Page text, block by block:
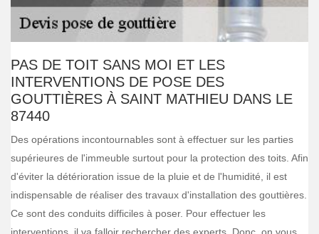
PAS DE TOIT SANS MOI ET LES
INTERVENTIONS DE POSE DES
GOUTTIÈRES À SAINT MATHIEU DANS LE
87440
Des opérations incontournables sont à effectuer sur les parties
supérieures de l'immeuble surtout pour la protection des toits. Afin
d'éviter la détérioration issue de la pluie et de l'humidité, il est
indispensable de réaliser des travaux d'installation des gouttières.
Ce sont des conduits difficiles à poser. Pour effectuer les